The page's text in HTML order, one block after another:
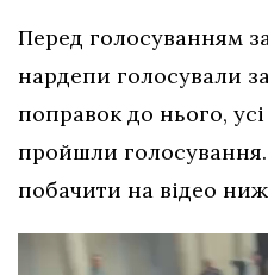
Перед голосуванням
нардепи голосували
поправок до нього,
пройшли
побачити на відео